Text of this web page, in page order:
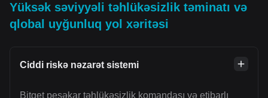
Yüksək səviyyəli təhlükəsizlik təminatı və
qlobal uyğunluq yol xəritəsi
Ciddi riskə nəzarət sistemi
Bitget peşəkar təhlükəsizlik komandası və etibarlı